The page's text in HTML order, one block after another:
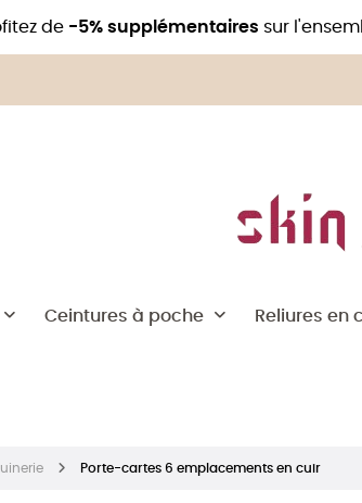
de-5% supplémentaires sur
Ceintures à poche Reliures en
Porte-cartes 6 emplacements en cuir